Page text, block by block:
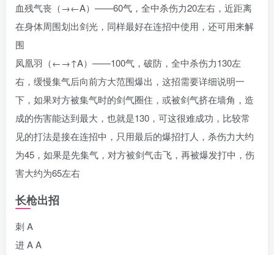
血残气丧（→←A）——60气，全中杀伤力20左右，近距离
在身体周围划出剑光，同样最好在连招中使用，还可用来解
围
凤凰羽（←→↑A）——100气，破防，全中杀伤力130左
右，缓慢集气后向前方大范围爆出，这招需要详细说明一
下，如果对方被集气时的剑气圈住，或被剑气挤在墙角，造
成的伤害能达到最大，也就是130，可这很难成功，比较常
见的打法是接在连招中，只用最后的爆招打人，杀伤力大约
为45，如果是先集气，对方被剑气击飞，再被爆发打中，伤
害大约为65左右
长枪出招
刺 A
进 A A